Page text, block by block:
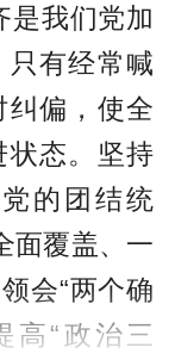
是我们党加
有经常喊
偏，使全
状态。坚持
的团结统
面覆盖、一
会“两个确
高“政治三